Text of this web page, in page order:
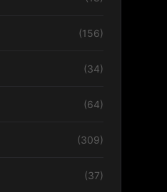
(156)
(34)
(64)
(309)
(37)